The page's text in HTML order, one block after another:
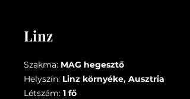
Linz
Szakma: MAG hegesztő
Helyszín: Linz környéke, Ausztria
Létszám: 1 fő